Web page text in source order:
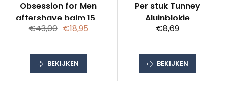
Obsession for Men
aftershave balm 150
ml
€43,00 €18,95
BEKIJKEN
Per stuk Tunney
Aluinblokje
€8,69
BEKIJKEN